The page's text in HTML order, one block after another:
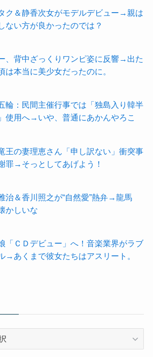
ク＆静香次女がモデルデビュー→親は
ない方が良かったのでは？
、背中ざっくりワンピ姿に反響→出た
は本当に美少女だったのに。
輪：民間主催行事では「独島入り韓半
使用へ→いや、普通にあかんやろこ
王の妻理恵さん「申し訳ない」衝突事
罪→そっとしてあげよう！
治＆香川照之が“自然愛”熱弁→龍馬
かしいな
「ＣＤデビュー」へ！音楽業界がラブ
→あくまで彼女たちはアスリート。